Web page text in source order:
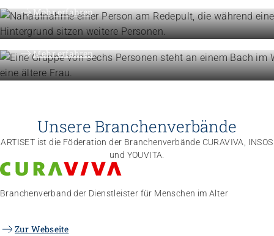
Mehr erfahren
Organisation
Die Föderation im Überblick
Mehr erfahren
Unsere Branchenverbände
ARTISET ist die Föderation der Branchenverbände CURAVIVA, INSOS
und YOUVITA.
Branchenverband der Dienstleister für Menschen im Alter
Zur Webseite